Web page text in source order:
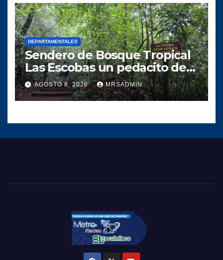
DEPARTAMENTALES
Sendero de Bosque Tropical
Las Escobas un pedacito de
tesoro Guatemalteco
AGOSTO 8, 2026 MRSADMIN